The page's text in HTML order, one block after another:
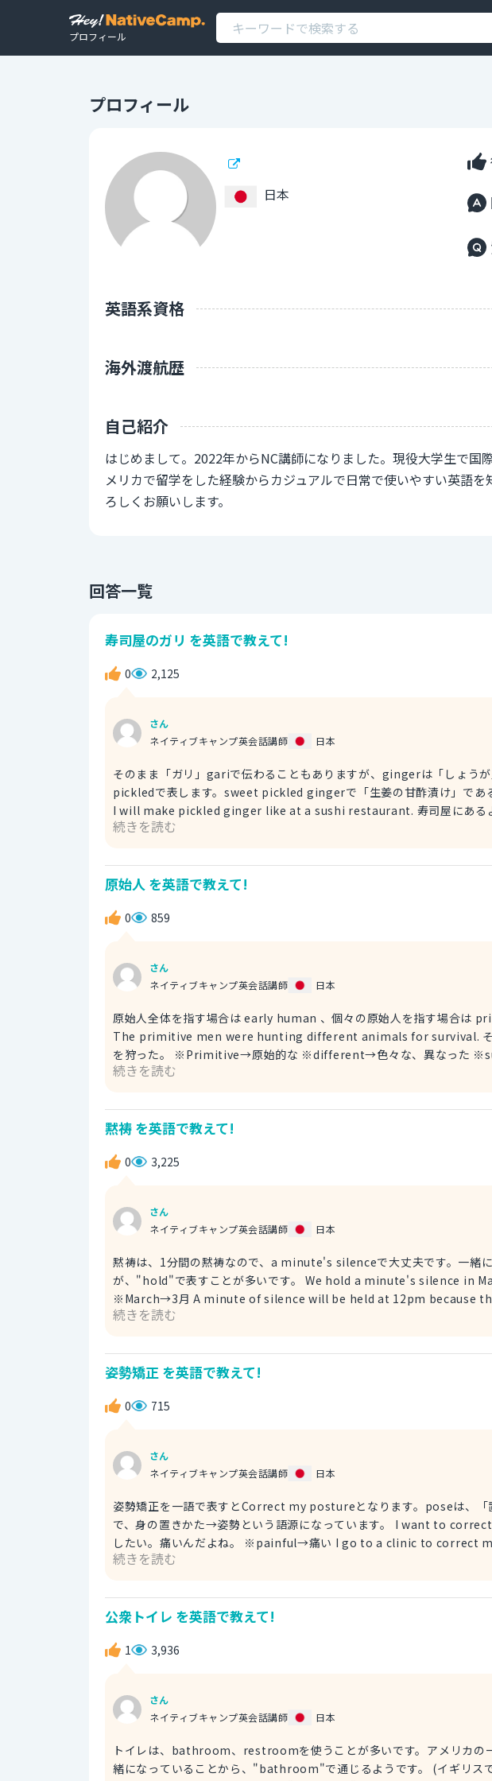
プロフィール
プロフィール
日本
英語系資格
海外渡航歴
自己紹介
はじめまして。2022年からNC講師になりました。現役大学生で国
メリカで留学をした経験からカジュアルで日常で使いやすい英語
ろしくお願いします。
回答一覧
寿司屋のガリ を英語で教えて!
0 2,125
さん
ネイティブキャンプ英会話講師
日本
そのまま「ガリ」gariで伝わることもありますが、gingerは「しょう
pickledで表します。sweet pickled gingerで「生姜の甘酢漬け」であ
I will make pickled ginger like at a sushi restaurant. 寿司屋にある
うな Excuse me. I want to eat pickled ginger. すみません。ガリください。 ※want to eat→食べたい ☆店
続きを読む
原始人 を英語で教えて!
0 859
さん
ネイティブキャンプ英会話講師
日本
原始人全体を指す場合は early human 、個々の原始人を指す場合は
The primitive men were hunting different animals for survival. そ
を狩った。 ※Primitive→原始的な ※different→色々な、異なった ※survival→生き残
span was shorter than that of a modern human. 原始人の寿命は現
続きを読む
黙祷 を英語で教えて!
0 3,225
さん
ネイティブキャンプ英会話講師
日本
黙祷は、1分間の黙祷なので、a minute's silenceで大丈夫です。一緒
が、"hold"で表すことが多いです。 We hold a minute's silence in March 11th. 3月11日に黙祷を捧げた。
※March→3月 A minute of silence will be held at 12pm because there was an earthquake. 地震があった
ので、12時に1分間の黙祷を捧げた。 ※held→捧げた ※earthquake→
続きを読む
姿勢矯正 を英語で教えて!
0 715
さん
ネイティブキャンプ英会話講師
日本
姿勢矯正を一語で表すとCorrect my postureとなります。poseは、「
で、身の置きかた→姿勢という語源になっています。 I want to correct my posture. It is painful. 姿勢矯正が
したい。痛いんだよね。 ※painful→痛い I go to a clinic to correct my bad posture. 姿勢矯正をしてもらえ
るクリニックに通っています。 ※correct→矯正する ※bad posture→姿勢が悪い I asked
続きを読む
公衆トイレ を英語で教えて!
1 3,936
さん
ネイティブキャンプ英会話講師
日本
トイレは、bathroom、restroomを使うことが多いです。アメリカの
緒になっていることから、"bathroom"で通じるようです。 (イギリス